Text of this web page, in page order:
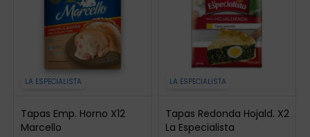
LA ESPECIALISTA
Tapas Emp. Horno X12
Marcello
LA ESPECIALISTA
Tapas Redonda Hojald. X2
La Especialista